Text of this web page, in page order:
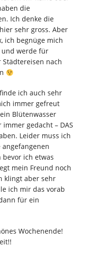
die
Ich denke die
sehr gross. Aber
ich begnüge mich
werde für
Städtereisen nach
ich auch sehr
immer gefreut
Blütenwasser
gedacht – DAS
Leider muss ich
ich etwas
mein Freund noch
klingt aber sehr
ich mir das vorab
für ein
Wochenende!